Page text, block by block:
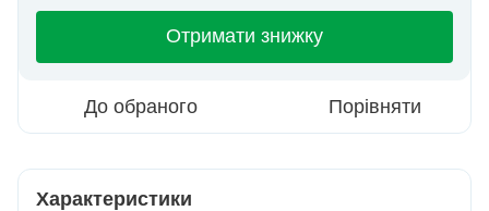
Отримати знижку
До обраного Порівняти
Характеристики